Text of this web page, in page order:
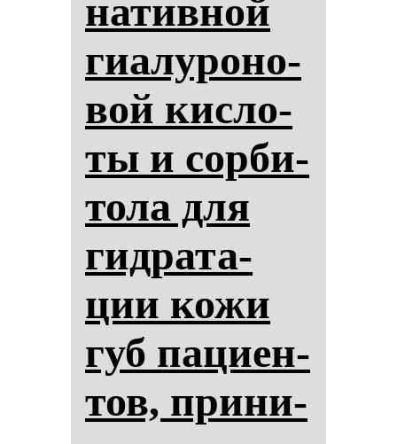
на­тив­ной
ги­алу­ро­но­
вой кис­ло­
ты и сор­би­
то­ла для
гид­ра­та­
ции ко­жи
губ па­ци­ен­
тов, при­ни­